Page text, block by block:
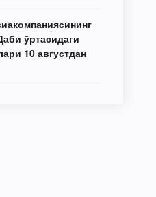
ўртасидаги
10 августдан